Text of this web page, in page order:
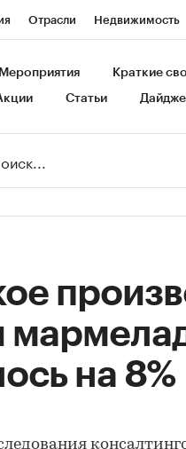
Отрасли Недвижимость
Газета Спецпроекты СПб
Мероприятия Краткие
Статьи
на 8%